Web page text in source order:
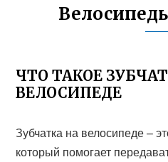
ЧТО ТАКОЕ
ВЕЛОСИПЕДЕ
Зубчатка на велосипеде –
который помогает